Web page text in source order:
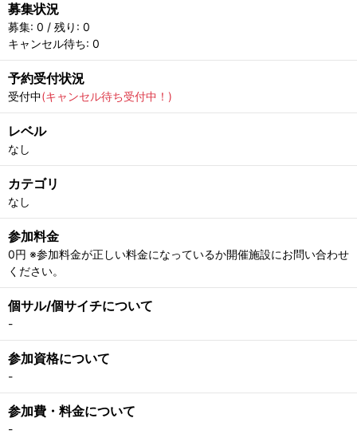
募集状況
募集: 0 / 残り: 0
キャンセル待ち: 0
予約受付状況
受付中(キャンセル待ち受付中！)
レベル
なし
カテゴリ
なし
参加料金
0円 ※参加料金が正しい料金になっているか開催施設にお問い合わせ
ください。
個サル/個サイチについて
-
参加資格について
-
参加費・料金について
-